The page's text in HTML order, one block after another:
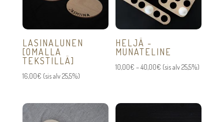
LASINALUNEN
[OMALLA
TEKSTILLÄ]
16,00€ (sis alv 25,5%)
HELJÄ -
MUNATELINE
10,00€ –40,00€ Hintaluokka:
40,00€
(sis alv 25,5%)